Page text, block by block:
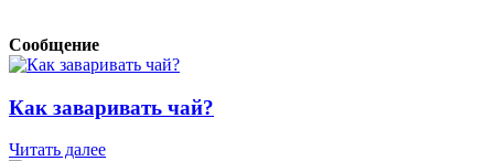
Сообщение
Как заваривать чай?
Читать далее